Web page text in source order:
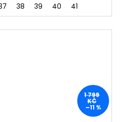
38 39 40 41
1 799
KČ
–11 %